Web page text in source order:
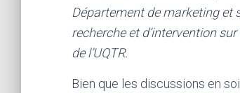
Département de marketing et
recherche et d’intervention
de l’UQTR.
Bien que les discussions en